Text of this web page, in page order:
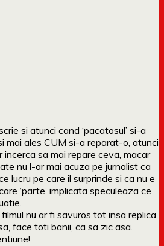
si atunci cand ‘pacatosul’ si-a
mai ales CUM si-a reparat-o, atunci
incerca sa mai repare ceva, macar
nu l-ar mai acuza pe jurnalist ca
lucru pe care il surprinde si ca nu e
‘parte’ implicata speculeaza ce
nu ar fi savuros tot insa replica
face toti banii, ca sa zic asa.